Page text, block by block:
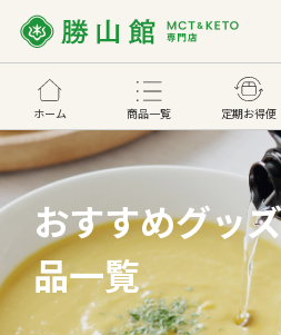
ホーム 商品一覧 定期お得便
おすすめグッ
品一覧